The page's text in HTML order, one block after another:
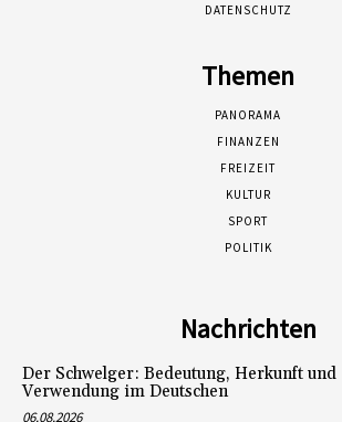
DATENSCHUTZ
Themen
PANORAMA
FINANZEN
FREIZEIT
KULTUR
SPORT
POLITIK
Nachrichten
Der Schwelger: Bedeutung, Herkunft und
Verwendung im Deutschen
06.08.2026